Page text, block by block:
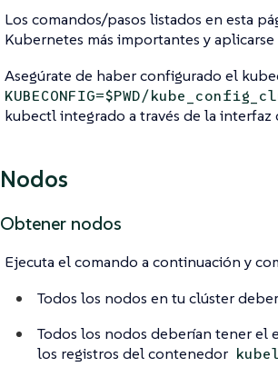
Los comandos/pasos listados en esta
Kubernetes más importantes y aplicarse
Asegúrate de haber configurado el
KUBECONFIG=$PWD/
kubectl integrado a través de la interfaz
Nodos
Obtener nodos
Ejecuta el comando a continuación y
Todos los nodos en tu clúster
Todos los nodos deberían tener el
los registros del contenedor